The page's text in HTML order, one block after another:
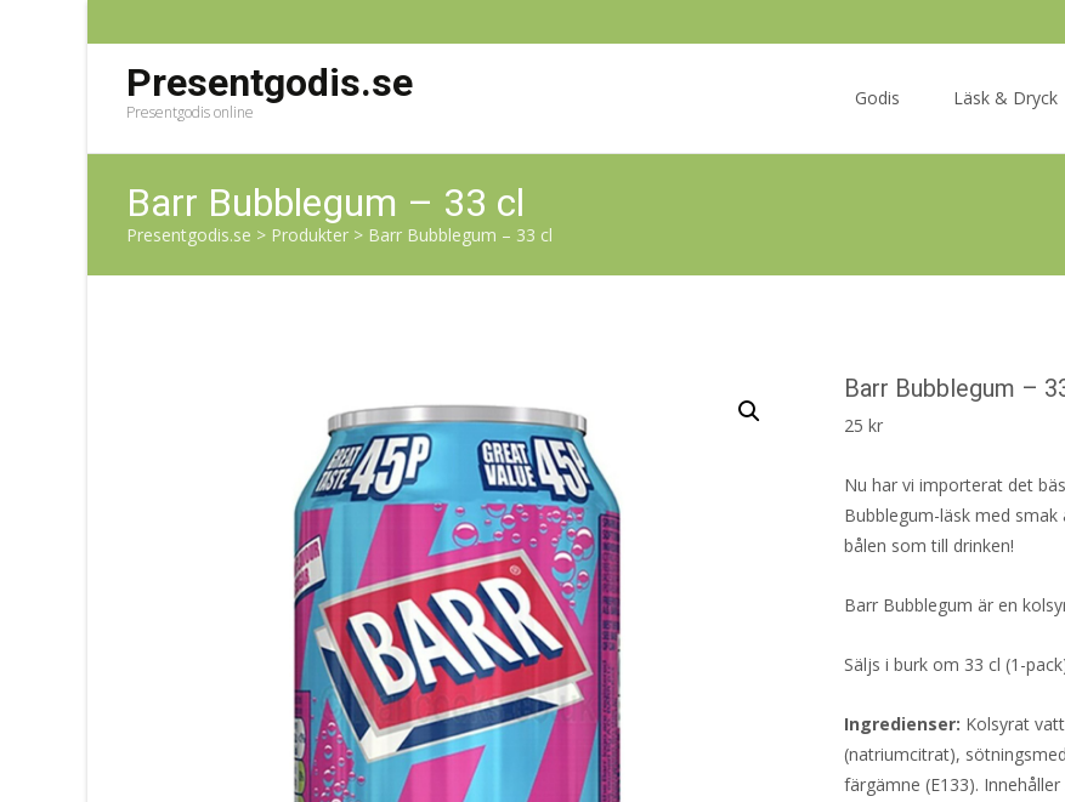
Presentgodis.se
Presentgodis online
Godis Läsk & Dryck
Barr Bubblegum – 33 cl
Presentgodis.se > Produkter > Barr Bubblegum – 33 cl
Barr Bubblegum –
25 kr
Nu har vi importerat det
Bubblegum-läsk med
bålen som till drinken!
Barr Bubblegum är en
Säljs i burk om 33 cl (1-
Ingredienser: Kolsyrat
(natriumcitrat),
färgämne (E133).